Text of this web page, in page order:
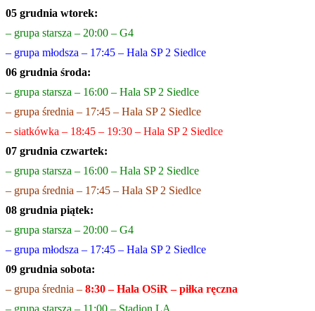
05 grudnia wtorek:
– grupa starsza – 20:00 – G4
– grupa młodsza – 17:45 – Hala SP 2 Siedlce
06 grudnia środa:
– grupa starsza – 16:00 – Hala SP 2 Siedlce
– grupa średnia – 17:45 – Hala SP 2 Siedlce
– siatkówka – 18:45 – 19:30 – Hala SP 2 Siedlce
07 grudnia czwartek:
– grupa starsza – 16:00 – Hala SP 2 Siedlce
– grupa średnia – 17:45 – Hala SP 2 Siedlce
08 grudnia piątek:
– grupa starsza – 20:00 – G4
– grupa młodsza – 17:45 – Hala SP 2 Siedlce
09 grudnia sobota:
– grupa średnia – 8:30 – Hala OSiR – piłka ręczna
– grupa starsza – 11:00 – Stadion LA